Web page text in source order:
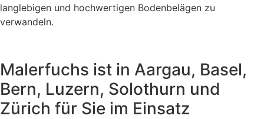
langlebigen und hochwertigen Bodenbelägen zu
verwandeln.
Malerfuchs ist in Aargau, Basel,
Bern, Luzern, Solothurn und
Zürich für Sie im Einsatz